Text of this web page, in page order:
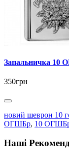
Запальничка 10
350грн
новий шеврон 10
ОГШБр, 10
Наші